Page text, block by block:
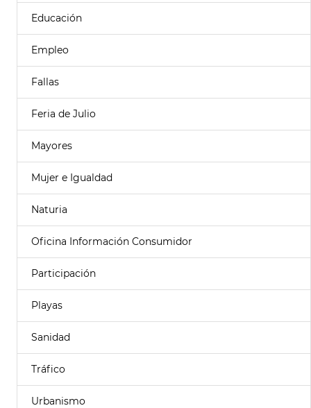
Educación
Empleo
Fallas
Feria de Julio
Mayores
Mujer e Igualdad
Naturia
Oficina Información Consumidor
Participación
Playas
Sanidad
Tráfico
Urbanismo